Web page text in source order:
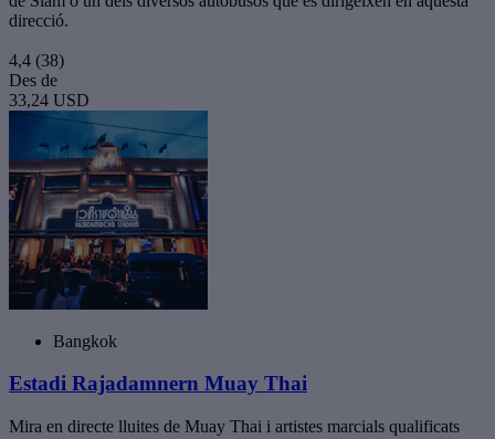
direcció.
4,4 (38)
Des de
33,24 USD
Bangkok
Estadi Rajadamnern Muay Thai
Mira en directe lluites de Muay Thai i artistes marcials qualificats